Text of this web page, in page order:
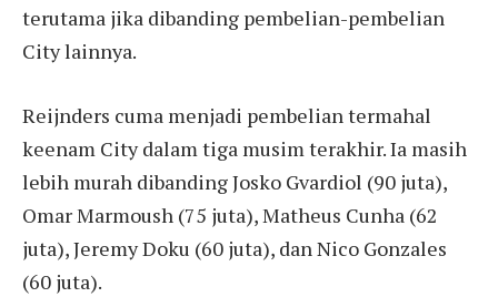
terutama jika dibanding pembelian-pembelian
City lainnya.
Reijnders cuma menjadi pembelian termahal
keenam City dalam tiga musim terakhir. Ia masih
lebih murah dibanding Josko Gvardiol (90 juta),
Omar Marmoush (75 juta), Matheus Cunha (62
juta), Jeremy Doku (60 juta), dan Nico Gonzales
(60 juta).